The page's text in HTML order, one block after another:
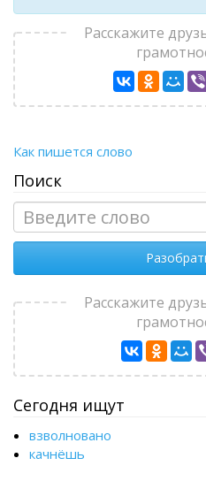
Расскажите
Как пишется слово
Поиск
Расскажите
Сегодня ищут
взволновано
качнёшь